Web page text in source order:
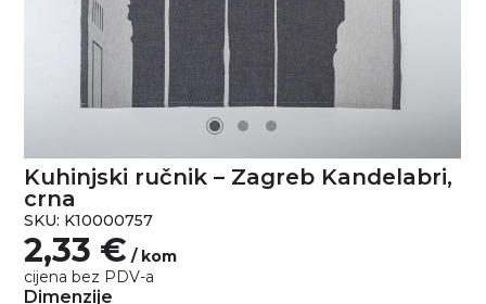
Kuhinjski ručnik – Zagreb Kandelabri,
crna
SKU: K10000757
2,33 € / kom
cijena bez PDV-a
Dimenzije